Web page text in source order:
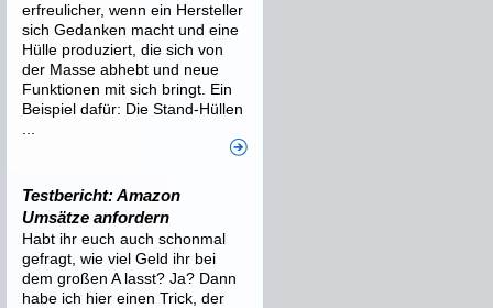
erfreulicher, wenn ein Hersteller
sich Gedanken macht und eine
Hülle produziert, die sich von
der Masse abhebt und neue
Funktionen mit sich bringt. Ein
Beispiel dafür: Die Stand-Hüllen
Testbericht: Amazon
Umsätze anfordern
Habt ihr euch auch schonmal
gefragt, wie viel Geld ihr bei
dem großen A lasst? Ja? Dann
habe ich hier einen Trick, der